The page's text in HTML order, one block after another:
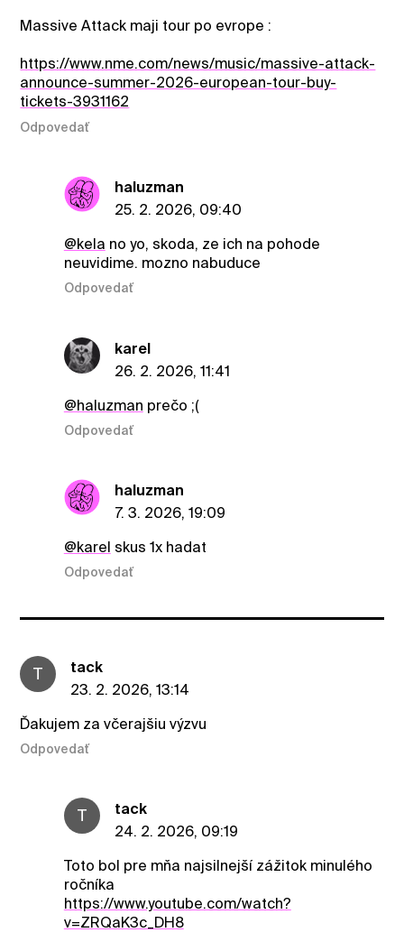
Massive Attack maji tour po evrope :
https://www.nme.com/news/music/massive-attack-
announce-summer-2026-european-tour-buy-
tickets-3931162
Odpovedať
haluzman
25. 2. 2026, 09:40
@kela no yo, skoda, ze ich na pohode
neuvidime. mozno nabuduce
Odpovedať
karel
26. 2. 2026, 11:41
@haluzman prečo ;(
Odpovedať
haluzman
7. 3. 2026, 19:09
@karel skus 1x hadat
Odpovedať
T
tack
23. 2. 2026, 13:14
Ďakujem za včerajšiu výzvu
Odpovedať
T
tack
24. 2. 2026, 09:19
Toto bol pre mňa najsilnejší zážitok minulého
ročníka
https://www.youtube.com/watch?
v=ZRQaK3c_DH8